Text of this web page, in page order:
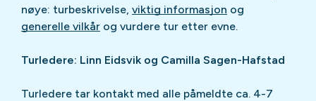
nøye: turbeskrivelse, viktig informasjon og
generelle vilkår og vurdere tur etter evne.
Turledere: Linn Eidsvik og Camilla Sagen-Hafstad
Turledere tar kontakt med alle påmeldte ca. 4-7